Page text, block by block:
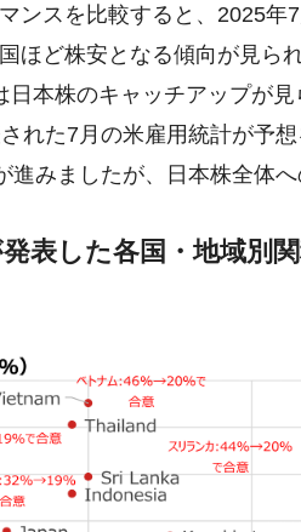
ンスを比較すると、2025
ほど株安となる傾向が見ら
日本株のキャッチアップが
れた7月の米雇用統計が予
みましたが、日本株全体へ
表した各国・地域別